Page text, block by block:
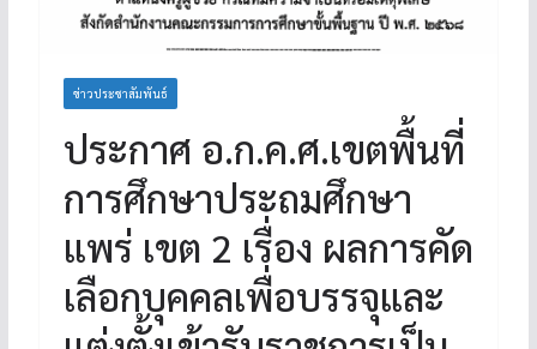
ข่าวประชาสัมพันธ์
ประกาศ อ.ก.ค.ศ.เขตพื้นที่
การศึกษาประถมศึกษา
แพร่ เขต 2 เรื่อง ผลการคัด
เลือกบุคคลเพื่อบรรจุและ